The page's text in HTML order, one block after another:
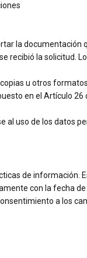
la documentación
recibió la solicitud.
u otros formatos.
en el Artículo 26
al uso de los datos
de información.
con la fecha
a los